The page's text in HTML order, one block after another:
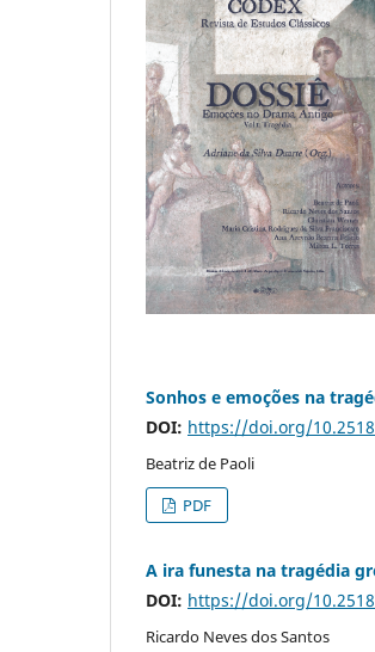
Sonhos e emoções na
DOI: https://doi.org/
Beatriz de Paoli
PDF
A ira funesta na tragédia
DOI: https://doi.org/
Ricardo Neves dos Santos